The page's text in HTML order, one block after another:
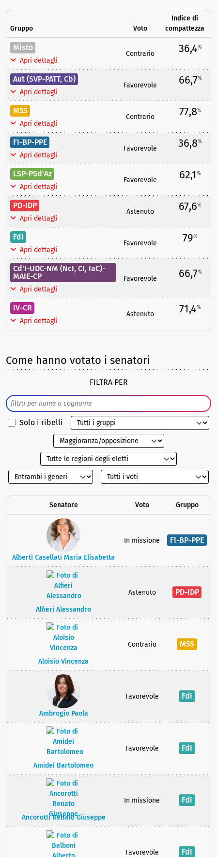
Gruppo Voto
Indice di
compattezza
Misto
Apri dettagli
Contrario 36,4%
Aut (SVP-PATT, Cb)
Apri dettagli
Favorevole 66,7%
M5S
Apri dettagli
Contrario 77,8%
FI-BP-PPE
Apri dettagli
Favorevole 36,8%
LSP-PSd'Az
Apri dettagli
Favorevole 62,1%
PD-IDP
Apri dettagli
Astenuto 67,6%
FdI
Apri dettagli
Favorevole 79%
Cd'I-UDC-NM (NcI, CI, IaC)-
MAIE-CP
Apri dettagli
Favorevole 66,7%
IV-CR
Apri dettagli
Astenuto 71,4%
Come hanno votato i senatori
FILTRA PER
Solo i ribelli
Senatore Voto Gruppo
Alberti Casellati Maria Elisabetta
In missione FI-BP-PPE
Alfieri Alessandro
Astenuto PD-IDP
Aloisio Vincenza
Contrario M5S
Ambrogio Paola
Favorevole FdI
Amidei Bartolomeo
Favorevole FdI
Ancorotti Renato Giuseppe
In missione FdI
Favorevole FdI